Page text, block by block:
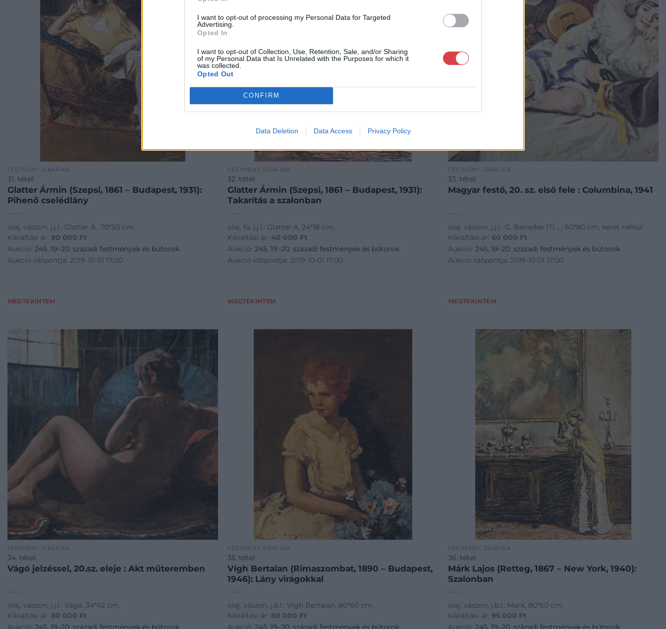
I want to opt-out of processing my Personal Data for Targeted
Advertising.
Opted In
I want to opt-out of Collection, Use, Retention, Sale, and/or Sharing
of my Personal Data that Is Unrelated with the Purposes for which it
was collected.
Opted Out
CONFIRM
Data Deletion Data Access Privacy Policy
FESTMÉNY, GRAFIKA
31. tétel:
Glatter Ármin (Szepsi, 1861 – Budapest, 1931):
Pihenő cselédlány
olaj, vászon, j.j.l.: Glatter Á., 70*50 cm,
Kikiáltási ár: 90 000 Ft
Aukció: 245. 19–20. századi festmények és bútorok
Aukció időpontja: 2019-10-01 17:00
MEGTEKINTEM
FESTMÉNY, GRAFIKA
32. tétel:
Glatter Ármin (Szepsi, 1861 – Budapest, 1931):
Takarítás a szalonban
olaj, fa, j.j.l.: Glatter A, 24*18 cm,
Kikiáltási ár: 40 000 Ft
Aukció:245. 19–20. századi festmények és bútorok
Aukció időpontja: 2019-10-01 17:00
MEGTEKINTEM
FESTMÉNY, GRAFIKA
33. tétel:
Magyar festő, 20. sz. első fele : Columbina, 1941
olaj, vászon, j.j.l.: G. Benedek (?) ..., 60*80 cm, keret nélkül
Kikiáltási ár: 60 000 Ft
Aukció:245. 19–20. századi festmények és bútorok
Aukció időpontja: 2019-10-01 17:00
MEGTEKINTEM
FESTMÉNY, GRAFIKA
34. tétel:
Vágó jelzéssel, 20.sz. eleje : Akt műteremben
olaj, vászon, j.j.l.: Vágó, 34*42 cm,
Kikiáltási ár: 80 000 Ft
Aukció: 245. 19–20. századi festmények és bútorok
FESTMÉNY, GRAFIKA
35. tétel:
Vígh Bertalan (Rimaszombat, 1890 – Budapest,
1946): Lány virágokkal
olaj, vászon, j.b.l.: Vígh Bertalan, 80*60 cm,
Kikiáltási ár: 60 000 Ft
Aukció:245. 19–20. századi festmények és bútorok
FESTMÉNY, GRAFIKA
36. tétel:
Márk Lajos (Retteg, 1867 – New York, 1940):
Szalonban
olaj, vászon, j.b.l.: Márk, 80*60 cm,
Kikiáltási ár: 95 000 Ft
Aukció:245. 19–20. századi festmények és bútorok